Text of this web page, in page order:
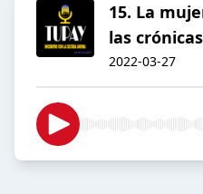
15. La
las
2022-03-27